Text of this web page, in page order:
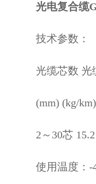
光电复合缆
技术参数：
光缆芯数 光缆
(mm) (kg/km)
2～30芯 15.2
使用温度：-